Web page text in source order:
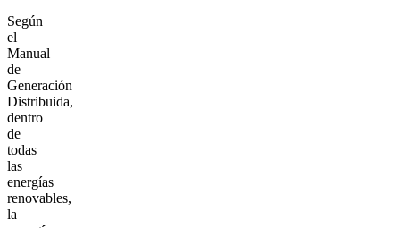
Según
el
Manual
de
Generación
Distribuida,
dentro
de
todas
las
energías
renovables,
la